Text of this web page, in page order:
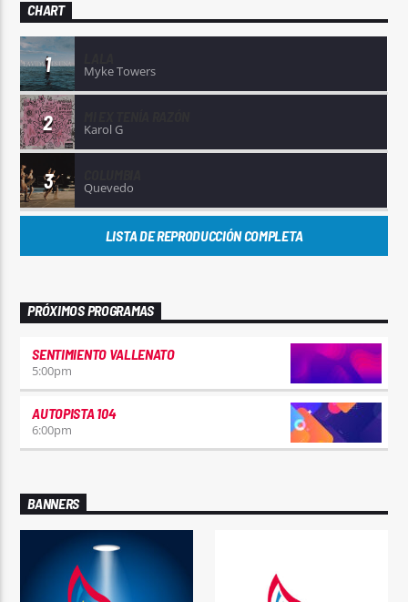
CHART
1 Myke Towers
2 Karol G
3 Quevedo
LISTA DE REPRODUCCIÓN COMPLETA
PRÓXIMOS PROGRAMAS
SENTIMIENTO VALLENATO
5:00pm
AUTOPISTA 104
6:00pm
BANNERS